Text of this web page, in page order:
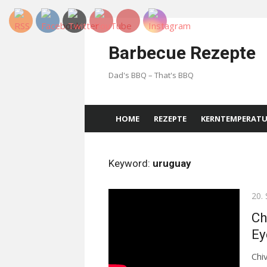
Skip
Barbecue Rezepte
Dad's BBQ – That's BBQ
HOME REZEPTE
Keyword: uruguay
20.